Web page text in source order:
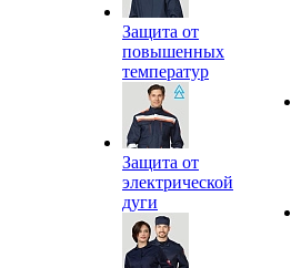
Защита от
повышенных
температур
Защита от
электрической
дуги